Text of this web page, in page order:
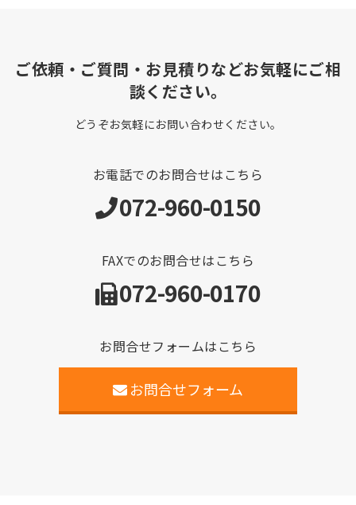
ご依頼・ご質問・お見積りなどお気軽にご相
談ください。
どうぞお気軽にお問い合わせください。
お電話でのお問合せはこちら
072-960-0150
FAXでのお問合せはこちら
072-960-0170
お問合せフォームはこちら
お問合せフォーム